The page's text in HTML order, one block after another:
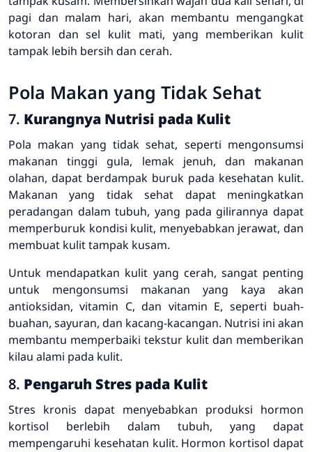
pagi dan malam hari, akan membantu mengangkat
kotoran dan sel kulit mati, yang memberikan kulit
tampak lebih bersih dan cerah.
Pola Makan yang Tidak Sehat
7. Kurangnya Nutrisi pada Kulit
Pola makan yang tidak sehat, seperti mengonsumsi
makanan tinggi gula, lemak jenuh, dan makanan
olahan, dapat berdampak buruk pada kesehatan kulit.
Makanan yang tidak sehat dapat meningkatkan
peradangan dalam tubuh, yang pada gilirannya dapat
memperburuk kondisi kulit, menyebabkan jerawat, dan
membuat kulit tampak kusam.
Untuk mendapatkan kulit yang cerah, sangat penting
untuk mengonsumsi makanan yang kaya akan
antioksidan, vitamin C, dan vitamin E, seperti buah-
buahan, sayuran, dan kacang-kacangan. Nutrisi ini akan
membantu memperbaiki tekstur kulit dan memberikan
kilau alami pada kulit.
8. Pengaruh Stres pada Kulit
Stres kronis dapat menyebabkan produksi hormon
kortisol berlebih dalam tubuh, yang dapat
mempengaruhi kesehatan kulit. Hormon kortisol dapat